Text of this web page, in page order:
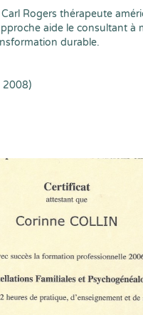
Rogers thérapeute
aide le consultant à
durable.
2008)